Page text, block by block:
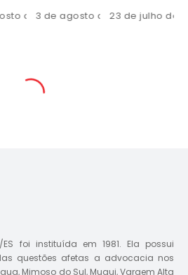
de 2026
23 de julho de 202623 de julho de
foi instituída em 1981. Ela possui
questões afetas a advocacia nos
Mimoso do Sul, Muqui, Vargem Alta